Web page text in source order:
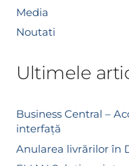
Media
Noutati
Ultimele
Business Central –
interfață
Anularea livrărilor în